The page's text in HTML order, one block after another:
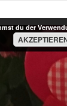
du der